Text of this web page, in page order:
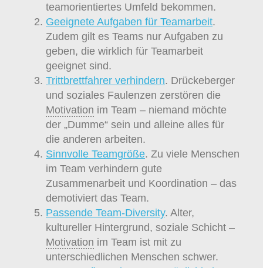
teamorientiertes Umfeld bekommen.
Geeignete Aufgaben für Teamarbeit.
Zudem gilt es Teams nur Aufgaben zu
geben, die wirklich für Teamarbeit
geeignet sind.
Trittbrettfahrer verhindern. Drückeberger
und soziales Faulenzen zerstören die
Motivation im Team – niemand möchte
der „Dumme“ sein und alleine alles für
die anderen arbeiten.
Sinnvolle Teamgröße. Zu viele Menschen
im Team verhindern gute
Zusammenarbeit und Koordination – das
demotiviert das Team.
Passende Team-Diversity. Alter,
kultureller Hintergrund, soziale Schicht –
Motivation im Team ist mit zu
unterschiedlichen Menschen schwer.